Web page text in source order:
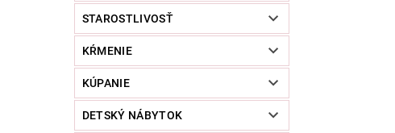
STAROSTLIVOSŤ
KŔMENIE
KÚPANIE
DETSKÝ NÁBYTOK